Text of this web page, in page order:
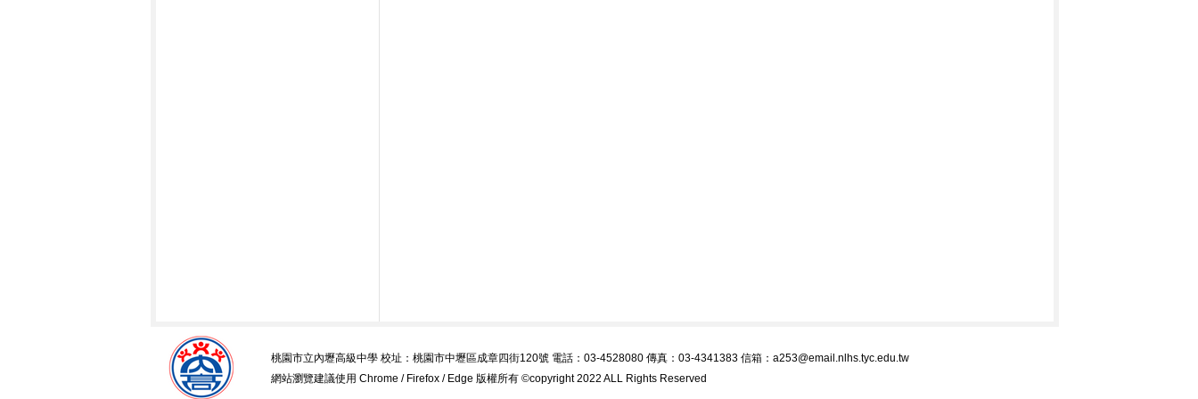
桃園市立內壢高級中學 校址：桃園市中壢區成章四街120號 電話：03-4528080 傳真：03-4341383 信箱：a253@email.nlhs.tyc.edu.tw
網站瀏覽建議使用 Chrome / Firefox / Edge 版權所有 ©copyright 2022 ALL Rights Reserved